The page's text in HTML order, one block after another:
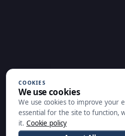
COOKIES
We use cookies
We use cookies to improve your
essential for the site to function,
it. Cookie policy